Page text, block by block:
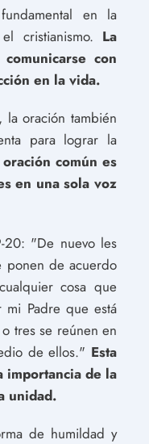
en la
cristianismo. La
con
en la vida.
la oración también
para lograr la
oración común es
en una sola voz
20: "De nuevo les
ponen de acuerdo
cosa que
Padre que está
tres se reúnen en
de ellos." Esta
importancia de la
unidad.
de humildad y